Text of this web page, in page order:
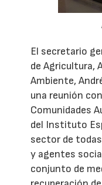
El secretario
de Agricultura,
Ambiente,
una reunión
Comunidades
del Instituto
sector de
y agentes
conjunto de